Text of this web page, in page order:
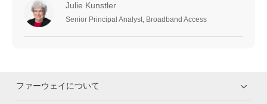
Julie Kunstler
Senior Principal Analyst, Broadband Access
ファーウェイについて